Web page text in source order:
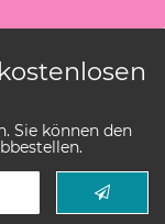
Sie können den